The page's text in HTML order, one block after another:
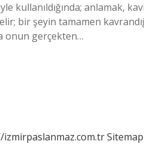
kullanıldığında; anlamak,
bir şeyin tamamen
onun gerçekten…
Sitemap